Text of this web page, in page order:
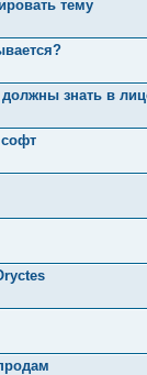
тему
знать в